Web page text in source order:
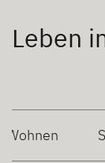
Leben
Wohnen